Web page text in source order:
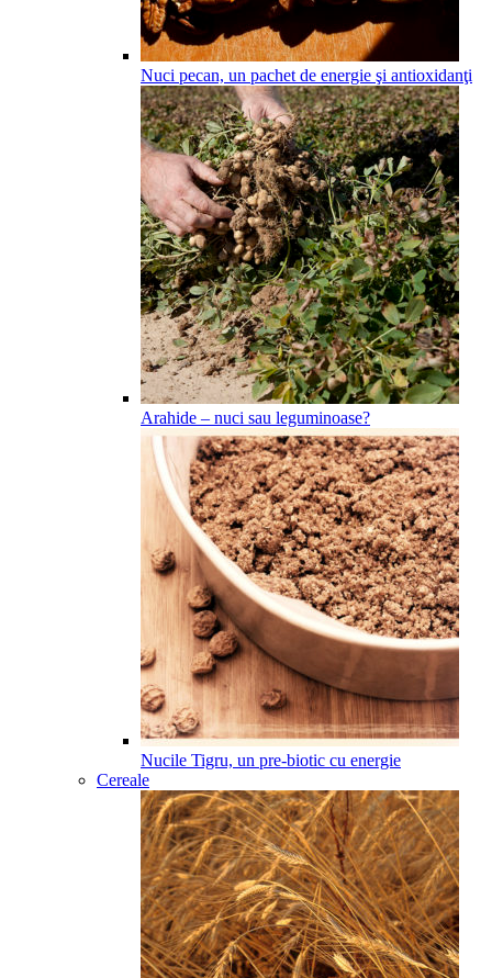
Nuci pecan, un pachet de energie şi antioxidanţi
Arahide – nuci sau leguminoase?
Nucile Tigru, un pre-biotic cu energie
Cereale